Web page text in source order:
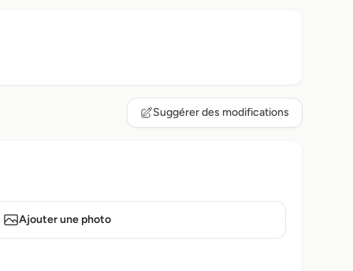
Suggérer des modifications
Ajouter une photo